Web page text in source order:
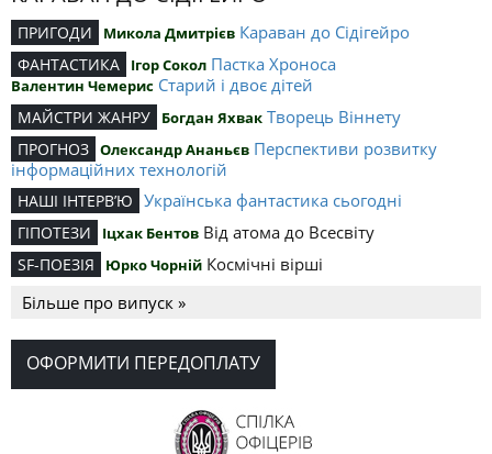
ПРИГОДИ Микола Дмитрієв Караван до Сідігейро
ФАНТАСТИКА Ігор Сокол Пастка Хроноса
Валентин Чемерис Старий і двоє дітей
МАЙСТРИ ЖАНРУ Богдан Яхвак Творець Віннету
ПРОГНОЗ Олександр Ананьєв Перспективи розвитку
інформаційних технологій
НАШІ ІНТЕРВ’Ю Українська фантастика сьогодні
ГІПОТЕЗИ Іцхак Бентов Від атома до Всесвіту
SF-ПОЕЗІЯ Юрко Чорній Космічні вірші
Більше про випуск »
ОФОРМИТИ ПЕРЕДОПЛАТУ